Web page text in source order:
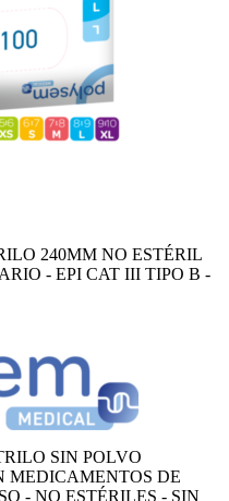
240MM NO ESTÉRIL
- EPI CAT III TIPO B -
SIN POLVO
MEDICAMENTOS DE
- NO ESTÉRILES - SIN